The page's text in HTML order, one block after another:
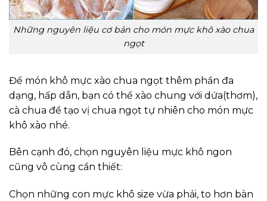
Những nguyên liệu cơ bản cho món mực khô xào chua
ngọt
Để món khô mực xào chua ngọt thêm phần đa
dạng, hấp dẫn, bạn có thể xào chung với dứa(thơm),
cà chua để tạo vị chua ngọt tự nhiên cho món mực
khô xào nhé.
Bên cạnh đó, chọn nguyên liệu mực khô ngon
cũng vô cùng cần thiết:
Chọn những con mực khô size vừa phải, to hơn bàn